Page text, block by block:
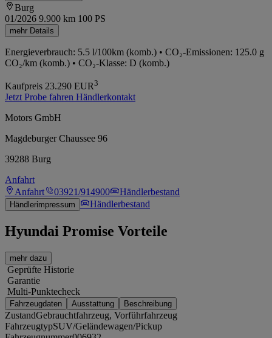
Burg
01/2026 9.900 km 100 PS
mehr Details
Energieverbrauch: 5.5 l/100km (komb.) • CO₂-Emissionen: 125.0 g
CO₂/km (komb.) • CO₂-Klasse: D (komb.)
Kaufpreis 23.290 EUR3
Jetzt Probe fahren Händlerkontakt
Motors GmbH
Magdeburger Chaussee 96
39288 Burg
Anfahrt
Anfahrt
03921/914900 Händlerbestand
Händlerimpressum Händlerbestand
Hyundai Promise Vorteile
mehr dazu
Geprüfte Historie
Garantie
Multi-Punktecheck
Fahrzeugdaten Ausstattung Beschreibung
ZustandGebrauchtfahrzeug, Vorführfahrzeug
FahrzeugtypSUV/Geländewagen/Pickup